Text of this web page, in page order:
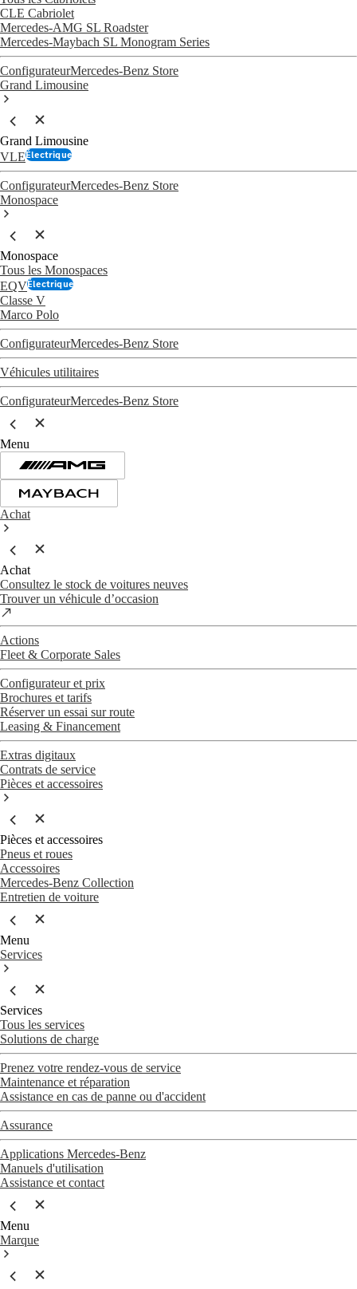
CLE Cabriolet
Mercedes-AMG SL Roadster
Mercedes-Maybach SL Monogram Series
ConfigurateurMercedes-Benz Store
Grand Limousine
Grand Limousine
VLEÉlectrique
ConfigurateurMercedes-Benz Store
Monospace
Monospace
Tous les Monospaces
EQVÉlectrique
Classe V
Marco Polo
ConfigurateurMercedes-Benz Store
Véhicules utilitaires
ConfigurateurMercedes-Benz Store
Menu
Achat
Achat
Consultez le stock de voitures neuves
Trouver un véhicule d’occasion
Actions
Fleet & Corporate Sales
Configurateur et prix
Brochures et tarifs
Réserver un essai sur route
Leasing & Financement
Extras digitaux
Contrats de service
Pièces et accessoires
Pièces et accessoires
Pneus et roues
Accessoires
Mercedes-Benz Collection
Entretien de voiture
Menu
Services
Services
Tous les services
Solutions de charge
Prenez votre rendez-vous de service
Maintenance et réparation
Assistance en cas de panne ou d'accident
Assurance
Applications Mercedes-Benz
Manuels d'utilisation
Assistance et contact
Menu
Marque